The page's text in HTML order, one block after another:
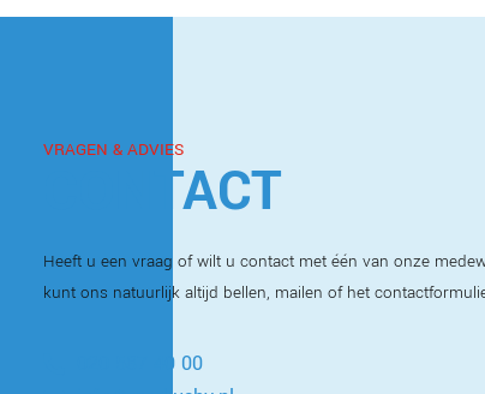
VRAGEN & ADVIES
CONTACT
Heeft u een vraag of wilt u contact met één van onze
kunt ons natuurlijk altijd bellen, mailen of het
020 587 40 00